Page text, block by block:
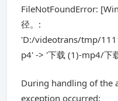
FileNotFoundError:
径。:
'D:/videotrans/tmp/
p4' -> '下载 (1)-mp4/下
During handling of the
exception occurred: